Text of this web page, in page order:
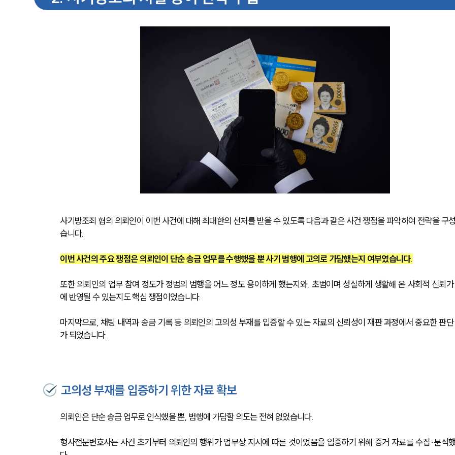
사기방조죄 혐의 의뢰인이 이번 사건에 대해 최대한의 선처를 받을 수 있도록 다음과 같은 사건 쟁점을 파악하여 전략을 구
습니다.
이번 사건의 주요 쟁점은 의뢰인이 단순 송금 업무를 수행했을 뿐 사기 범행에 고의로 가담했는지 여부였습니다.
또한 의뢰인의 업무 참여 정도가 정범의 범행을 어느 정도 용이하게 했는지와, 초범이며 성실하게 생활해 온 사회적 신뢰
에 반영될 수 있는지도 핵심 쟁점이었습니다.
마지막으로, 채팅 내역과 송금 기록 등 의뢰인의 고의성 부재를 입증할 수 있는 자료의 신뢰성이 재판 과정에서 중요한 판
가 되었습니다.
고의성 부재를 입증하기 위한 자료 확보
의뢰인은 단순 송금 업무로 인식했을 뿐, 범행에 가담할 의도는 전혀 없었습니다.
형사전문변호사는 사건 초기부터 의뢰인의 행위가 업무상 지시에 따른 것이었음을 입증하기 위해 증거 자료를 수집·분석